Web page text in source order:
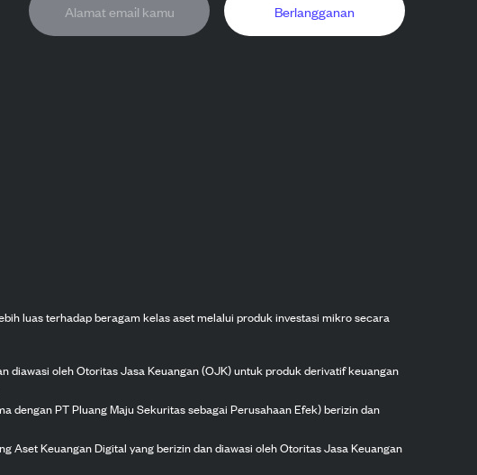
Berlangganan
luas terhadap beragam kelas aset melalui produk investasi mikro secara
diawasi oleh Otoritas Jasa Keuangan (OJK) untuk produk derivatif keuangan
dengan PT Pluang Maju Sekuritas sebagai Perusahaan Efek) berizin dan
Aset Keuangan Digital yang berizin dan diawasi oleh Otoritas Jasa Keuangan